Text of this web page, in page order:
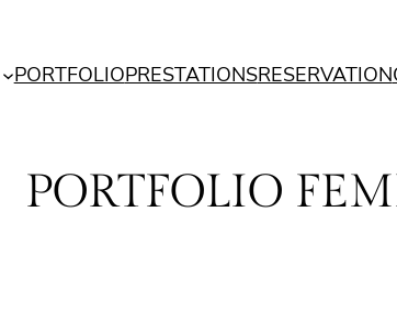
PORTFOLIOPRESTATIONSRESERVATION
PORTFOLIO